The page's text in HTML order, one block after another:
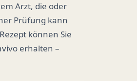
Arzt, die oder
Prüfung kann
können Sie
erhalten –